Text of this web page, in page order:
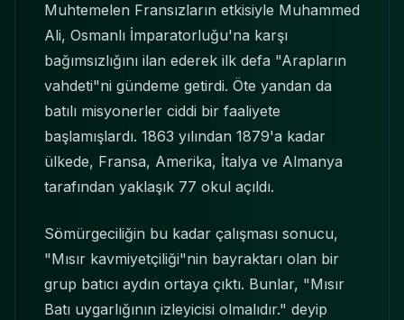
Muhtemelen Fransızların etkisiyle Muhammed
Ali, Osmanlı İmparatorluğu'na karşı
bağımsızlığını ilan ederek ilk defa "Arapların
vahdeti"ni gündeme getirdi. Öte yandan da
batılı misyonerler ciddi bir faaliyete
başlamışlardı. 1863 yılından 1879'a kadar
ülkede, Fransa, Amerika, İtalya ve Almanya
tarafından yaklaşık 77 okul açıldı.
Sömürgeciliğin bu kadar çalışması sonucu,
"Mısır kavmiyetçiliği"nin bayraktarı olan bir
grup batıcı aydın ortaya çıktı. Bunlar, "Mısır
Batı uygarlığının izleyicisi olmalıdır." deyip